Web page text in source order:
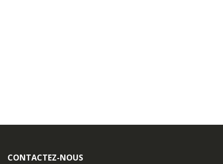
CONTACTEZ-NOUS